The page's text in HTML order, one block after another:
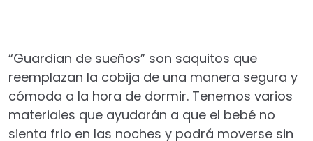
“Guardian de sueños” son saquitos que
reemplazan la cobija de una manera segura y
cómoda a la hora de dormir. Tenemos varios
materiales que ayudarán a que el bebé no
sienta frio en las noches y podrá moverse sin